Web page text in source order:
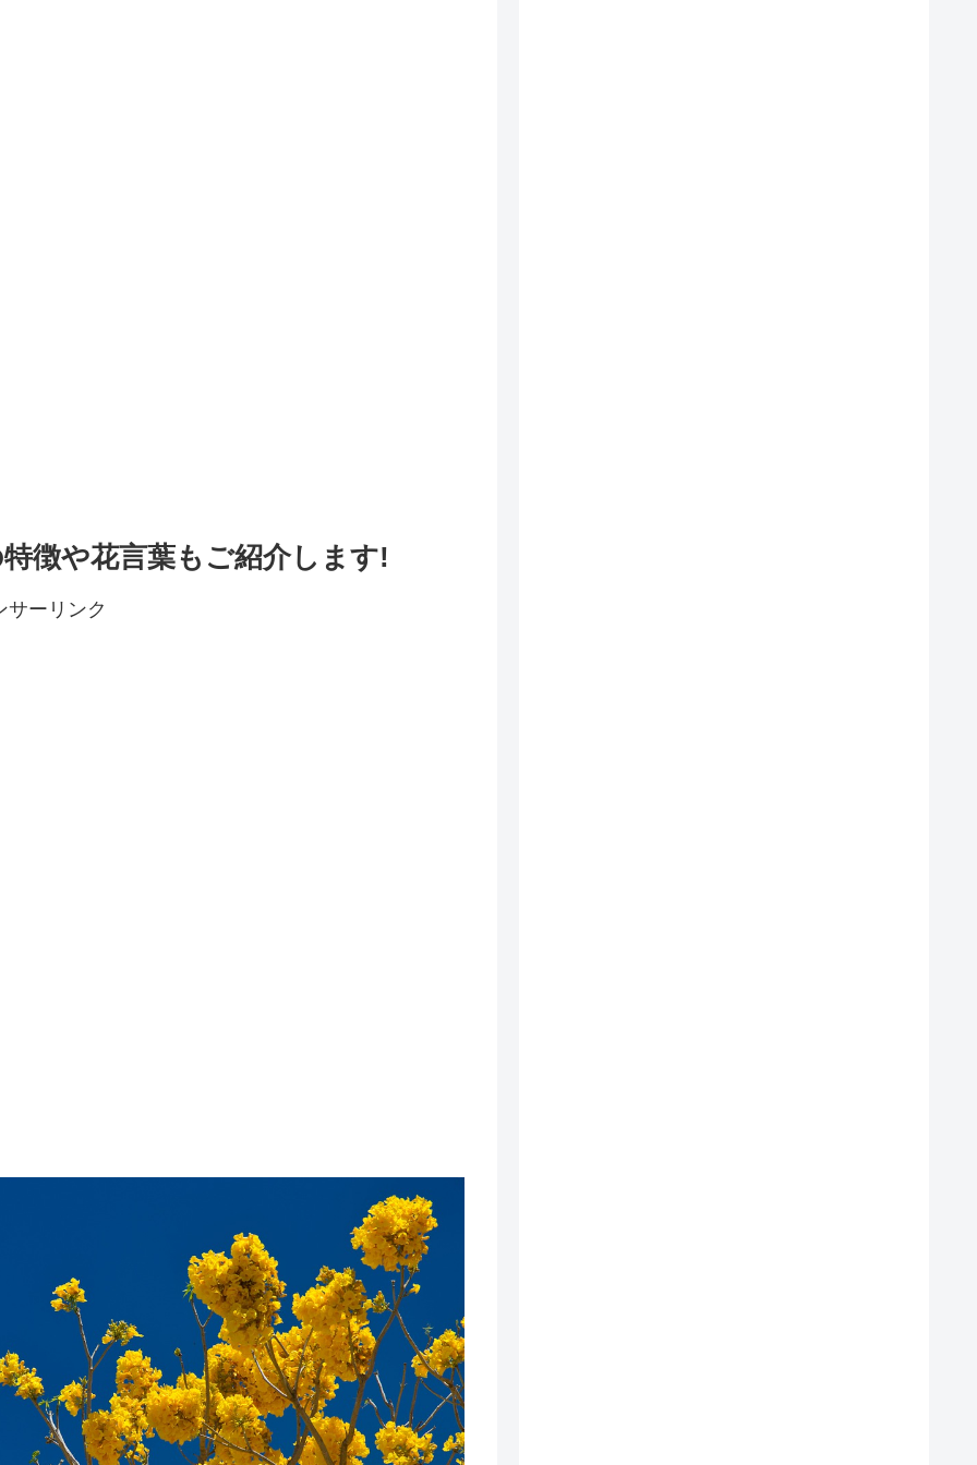
徴や花言葉もご紹介します!
サーリンク